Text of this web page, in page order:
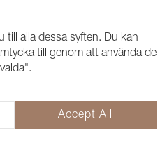
Studio CS
för samtliga kulörer i Studio
till alla dessa syften. Du kan
till genom att använda de
Accept All